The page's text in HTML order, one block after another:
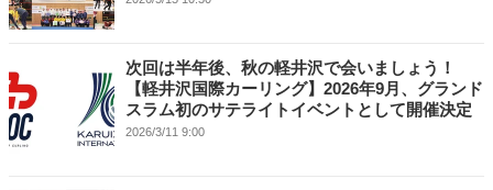
次回は半年後、秋の軽井沢で会いましょう！
【軽井沢国際カーリング】2026年9月、グランド
スラム初のサテライトイベントとして開催決定
2026/3/11 9:00